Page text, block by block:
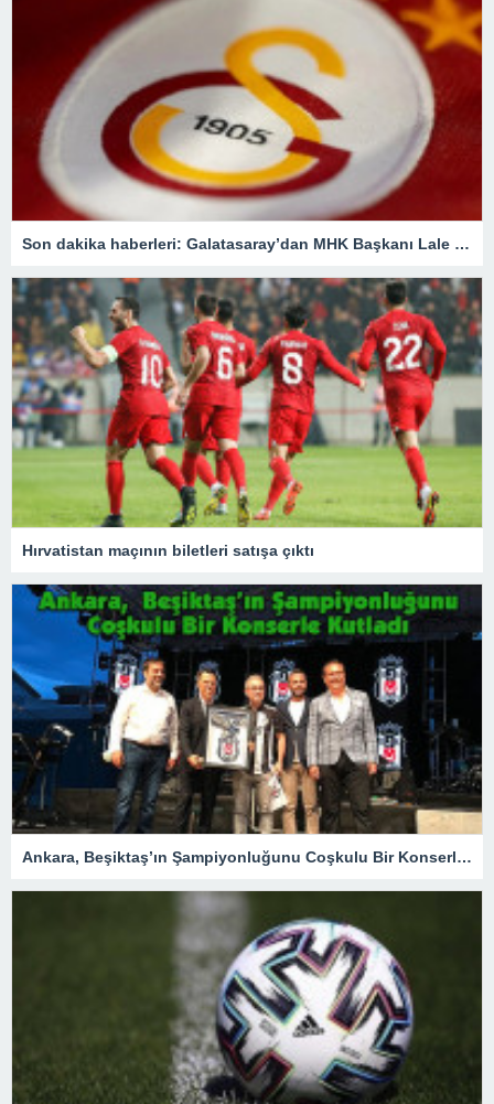
Son dakika haberleri: Galatasaray’dan MHK Başkanı Lale Orta hakkında flaş açıklama
Hırvatistan maçının biletleri satışa çıktı
Ankara, Beşiktaş’ın Şampiyonluğunu Coşkulu Bir Konserle Kutladı – Spor